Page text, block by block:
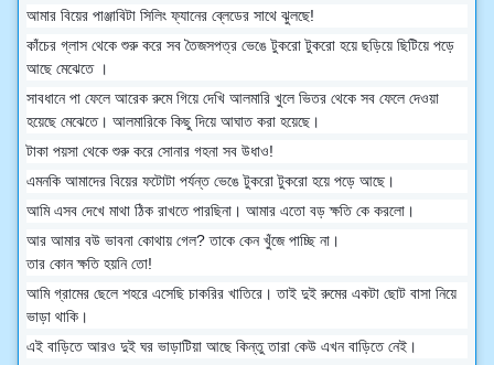
আমার বিয়ের পাঞ্জাবিটা সিলিং ফ্যানের ব্লেডের সাথে ঝুলছে!
কাঁচের গ্লাস থেকে শুরু করে সব তৈজসপত্র ভেঙে টুকরো টুকরো হয়ে ছড়িয়ে ছিটিয়ে পড়ে
আছে মেঝেতে ।
সাবধানে পা ফেলে আরেক রুমে গিয়ে দেখি আলমারি খুলে ভিতর থেকে সব ফেলে দেওয়া
হয়েছে মেঝেতে। আলমারিকে কিছু দিয়ে আঘাত করা হয়েছে।
টাকা পয়সা থেকে শুরু করে সোনার গহনা সব উধাও!
এমনকি আমাদের বিয়ের ফটোটা পর্যন্ত ভেঙে টুকরো টুকরো হয়ে পড়ে আছে।
আমি এসব দেখে মাথা ঠিক রাখতে পারছিনা। আমার এতো বড় ক্ষতি কে করলো।
আর আমার বউ ভাবনা কোথায় গেল? তাকে কেন খুঁজে পাচ্ছি না।
তার কোন ক্ষতি হয়নি তো!
আমি গ্রামের ছেলে শহরে এসেছি চাকরির খাতিরে। তাই দুই রুমের একটা ছোট বাসা নিয়ে
ভাড়া থাকি।
এই বাড়িতে আরও দুই ঘর ভাড়াটিয়া আছে কিন্তু তারা কেউ এখন বাড়িতে নেই।